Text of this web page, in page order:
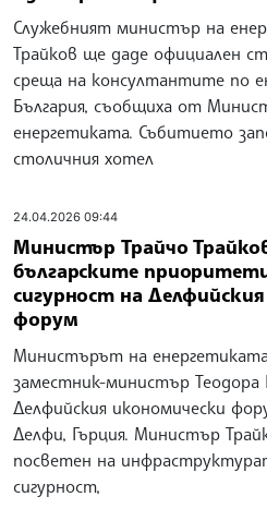
Служебният министър на
Трайков ще даде официален
среща на консултантите по
България, съобщиха от
енергетиката. Събитието
столичния хотел
24.04.2026 09:44
Министър Трайчо
българските
сигурност на
форум
Министърът на
заместник-министър Теодора
Делфийския икономически
Делфи, Гърция. Министър
посветен на
сигурност,